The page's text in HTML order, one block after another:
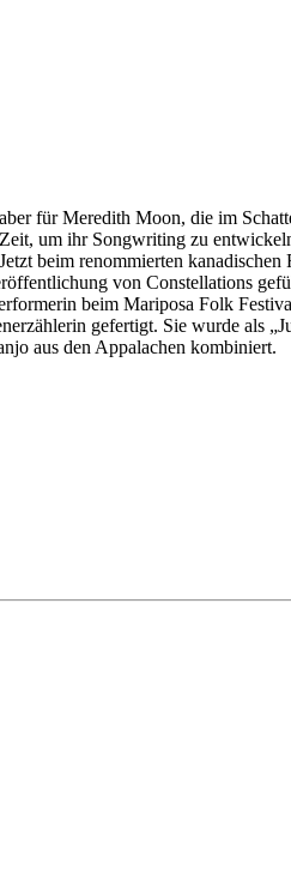
für Meredith Moon, die im
um ihr Songwriting zu
beim renommierten
von Constellations
beim Mariposa Folk
gefertigt. Sie wurde als
aus den Appalachen kombiniert.